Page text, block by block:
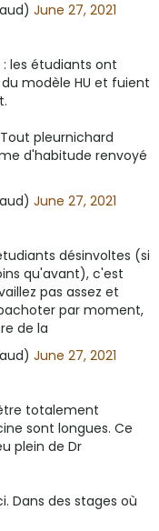
June 27, 2021
les étudiants ont
modèle HU et fuient
pleurnichard
d'habitude renvoyé
June 27, 2021
désinvoltes (si
qu'avant), c'est
pas assez et
par moment,
de la
June 27, 2021
totalement
sont longues. Ce
plein de Dr
Dans des stages où